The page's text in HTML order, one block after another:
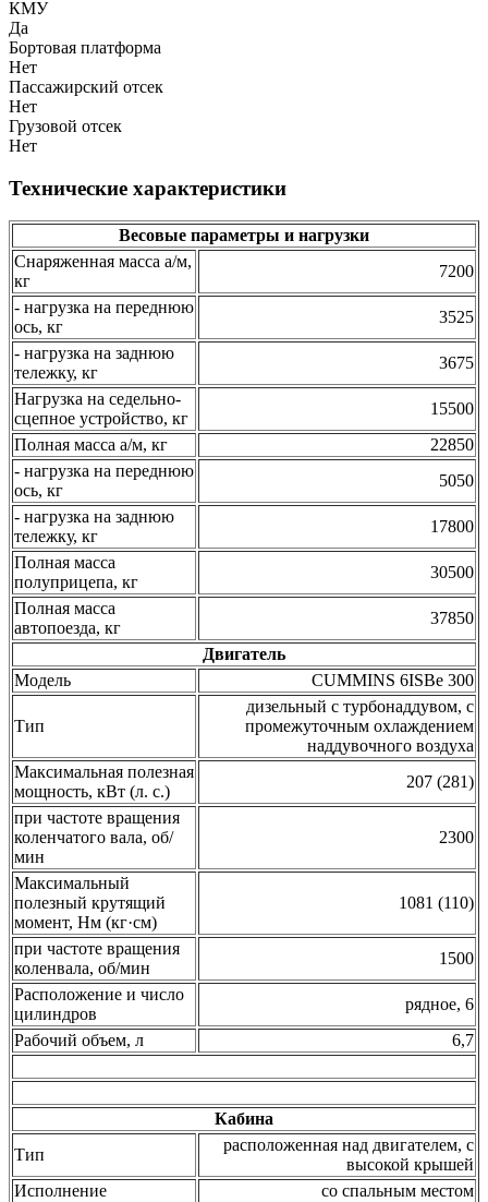
КМУ
Да
Бортовая платформа
Нет
Пассажирский отсек
Нет
Грузовой отсек
Нет
Технические характеристики
Весовые параметры и нагрузки
Снаряженная масса а/м,
кг
7200
- нагрузка на переднюю
ось, кг
3525
- нагрузка на заднюю
тележку, кг
3675
Нагрузка на седельно-
сцепное устройство, кг
15500
Полная масса а/м, кг
22850
- нагрузка на переднюю
ось, кг
5050
- нагрузка на заднюю
тележку, кг
17800
Полная масса
полуприцепа, кг
30500
Полная масса
автопоезда, кг
37850
Двигатель
Модель
CUMMINS 6ISBe 300
Тип
дизельный с турбонаддувом, с
промежуточным охлаждением
наддувочного воздуха
Максимальная полезная
мощность, кВт (л. с.)
207 (281)
при частоте вращения
коленчатого вала, об/
мин
2300
Максимальный
полезный крутящий
момент, Нм (кг·см)
1081 (110)
при частоте вращения
коленвала, об/мин
1500
Расположение и число
цилиндров
рядное, 6
Рабочий объем, л
6,7
Кабина
Тип
расположенная над двигателем, с
высокой крышей
Исполнение
со спальным местом